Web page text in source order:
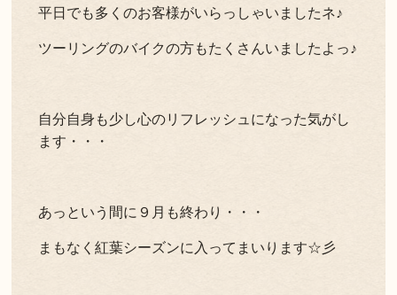
平日でも多くのお客様がいらっしゃいましたネ♪
ツーリングのバイクの方もたくさんいましたよっ♪
自分自身も少し心のリフレッシュになった気がし
ます・・・
あっという間に９月も終わり・・・
まもなく紅葉シーズンに入ってまいります☆彡